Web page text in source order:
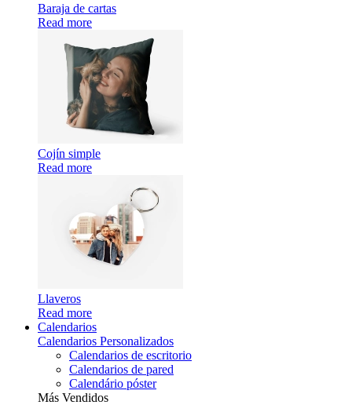
Baraja de cartas
Read more
Cojín simple
Read more
Llaveros
Read more
Calendarios
Calendarios Personalizados
Calendarios de escritorio
Calendarios de pared
Calendário póster
Más Vendidos